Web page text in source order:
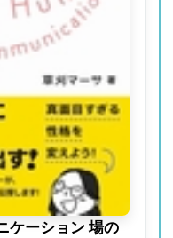
ケーション 場の